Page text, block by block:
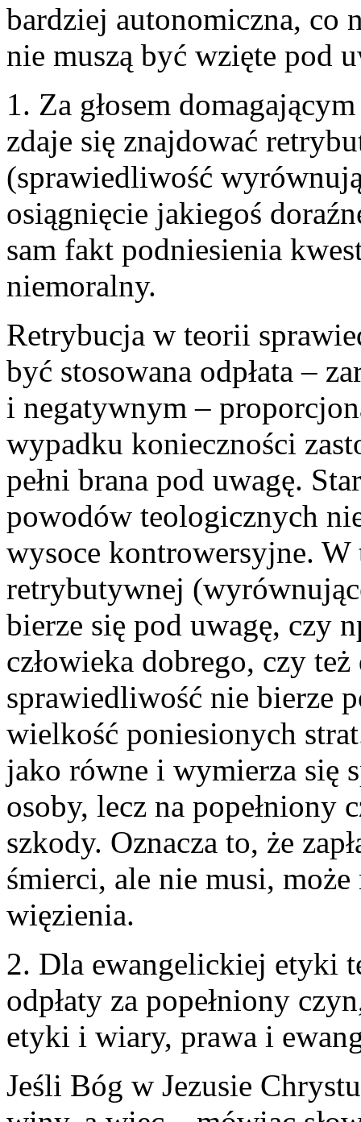
bardziej autonomiczna, co
nie muszą być wzięte pod
1. Za głosem
zdaje się znajdować
(sprawiedliwość
osiągnięcie jakiegoś
sam fakt podniesienia
niemoralny.
Retrybucja w teorii
być stosowana odpłata –
i negatywnym –
wypadku konieczności
pełni brana pod uwagę.
powodów teologicznych
wysoce kontrowersyjne.
retrybutywnej
bierze się pod uwagę, czy
człowieka dobrego, czy
sprawiedliwość nie bierze
wielkość poniesionych
jako równe i wymierza się
osoby, lecz na
szkody. Oznacza to, że
śmierci, ale nie musi,
więzienia.
2. Dla ewangelickiej etyki
odpłaty za popełniony
etyki i wiary, prawa i
Jeśli Bóg w Jezusie